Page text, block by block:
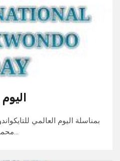
بمناسلة اليوم العالمي
محمد غنام اصالة عن نفسه و نيابة…